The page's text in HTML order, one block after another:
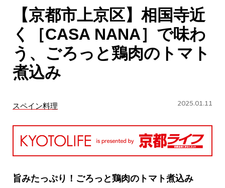
ABOUT US
Instagram
チケットプレゼント応募
MAIN MENU
SERIES
【京都市上京区】相国寺近
く［CASA NANA］で味わ
う、ごろっと鶏肉のトマト
煮込み
スペイン料理 2025.01.11
旨みたっぷり！ごろっと鶏肉のトマト煮込み